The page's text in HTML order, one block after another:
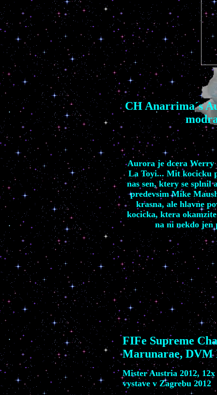
CH Anarrima´s
Aurora je dcera Werry
La Toyi... Mit kocicku
nas sen, ktery se splnil
predevsim Mike
krasna, ale hlavne
kocicka, ktera
na ni nekdo jen
FIFe Supreme
Marunarae, DVM
Mister Austria 2012, 12x
vystave v Zagrebu 2012